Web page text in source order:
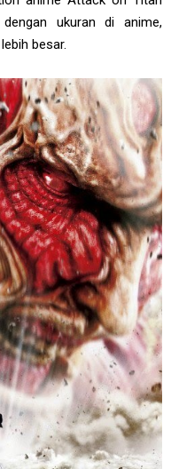
dengan ukuran di anime,
besar.